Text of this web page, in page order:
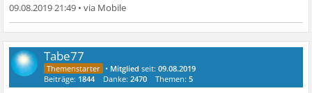
09.08.2019 21:49 •
Tabe77
• Mitglied seit:09.08.2019
Beiträge: 1844 Danke:2470 Themen:5